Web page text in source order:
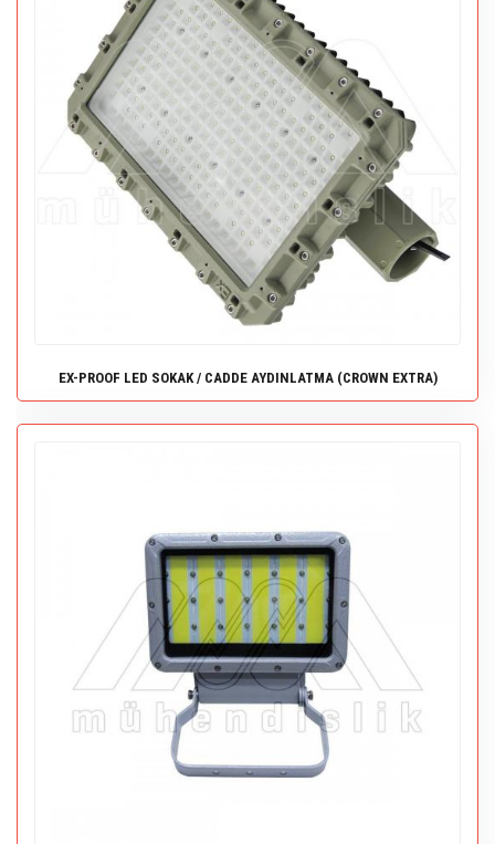
EX-PROOF LED SOKAK / CADDE AYDINLATMA (CROWN EXTRA)